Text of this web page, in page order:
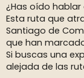
¿Has oído hablar
Esta ruta que
Santiago de
que han
Si buscas una
alejada de las